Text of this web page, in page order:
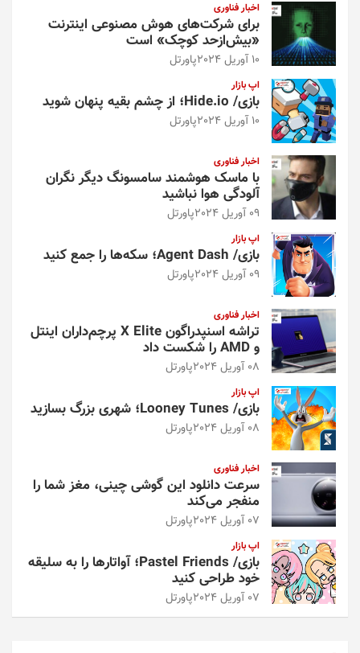
اخبار فناوری
برای شرکت‌های هوش مصنوعی اینترنت
«بیش‌از‌حد کوچک» است
10 آوریل 2024 پاورتل
اپ بازار
بازی/ Hide.io؛ از چشم بقیه پنهان شوید
10 آوریل 2024 پاورتل
اخبار فناوری
با ماسک هوشمند سامسونگ دیگر نگران
آلودگی هوا نباشید
09 آوریل 2024 پاورتل
اپ بازار
بازی/ Agent Dash؛ سکه‌ها را جمع کنید
09 آوریل 2024 پاورتل
اخبار فناوری
تراشه اسنپدراگون X Elite پرچم‌داران اینتل
و AMD را شکست داد
08 آوریل 2024 پاورتل
اپ بازار
بازی/ Looney Tunes؛ شهری بزرگ بسازید
08 آوریل 2024 پاورتل
اخبار فناوری
سرعت دانلود این گوشی چینی، مغز شما را
منفجر می‌کند
07 آوریل 2024 پاورتل
اپ بازار
بازی/ Pastel Friends؛ آواتارها را به سلیقه
خود طراحی کنید
07 آوریل 2024 پاورتل